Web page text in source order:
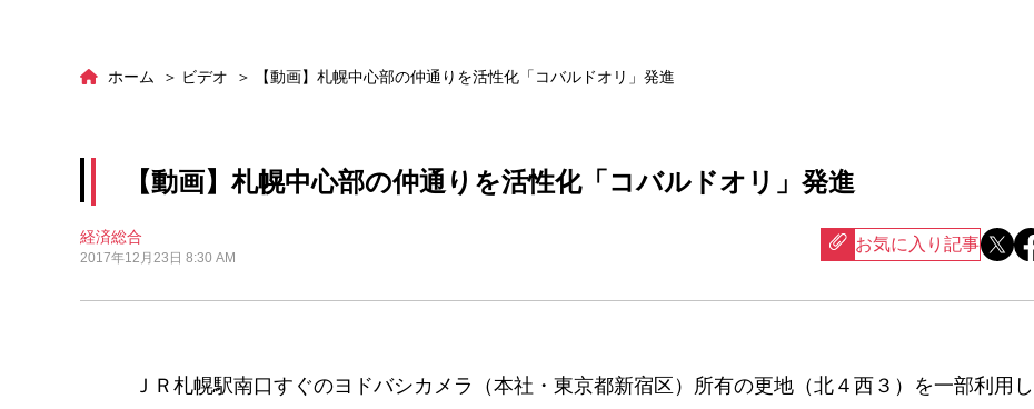
ホーム ビデオ 【動画】札幌中心部の仲通りを活性化「コバルドオリ」発進
【動画】札幌中心部の仲通りを活性化「コバルドオリ」発進
経済総合
2017年12月23日 8:30 AM
お気に入り記事
ＪＲ札幌駅南口すぐのヨドバシカメラ（本社・東京都新宿区）所有の更地（北４西３）を一部利用し